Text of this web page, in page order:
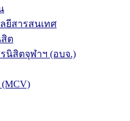
ยีสารสนเทศ
ต
นิสิตจุฬาฯ (อบจ.)